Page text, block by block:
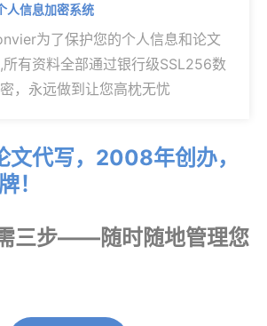
人信息加密系统
为了保护您的个人信息和论文
所有资料全部通过银行级SSL256数
，永远做到让您高枕无忧
代写，2008年创办，
！
三步——随时随地管理您